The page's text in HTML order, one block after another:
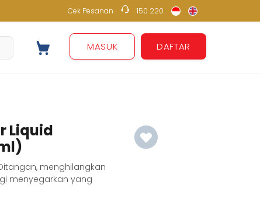
Cek Pesanan 150 220
150 220
MASUK DAFTAR
Liquid
menghilangkan
menyegarkan yang